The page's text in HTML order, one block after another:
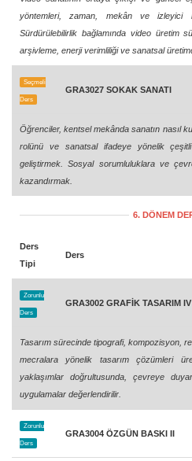
yöntemleri, zaman, mekân ve izleyici
Sürdürülebilirlik bağlamında video üretim
arşivleme, enerji verimliliği ve sanatsal
Seçmeli
Ders
GRA3027 SOKAK SANATI
Öğrenciler, kentsel mekânda sanatın nasıl
rolünü ve sanatsal ifadeye yönelik çeşitli
geliştirmek. Sosyal sorumluluklara ve
kazandırmak.
6. DÖNEM
Ders
Tipi
Ders
Zorunlu
Ders
GRA3002 GRAFİK TASARIM IV
Tasarım sürecinde tipografi, kompozisyon,
mecralara yönelik tasarım çözümleri
yaklaşımlar doğrultusunda, çevreye
uygulamalar değerlendirilir.
Zorunlu
Ders
GRA3004 ÖZGÜN BASKI II